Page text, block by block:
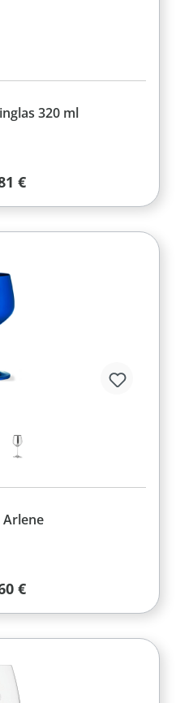
320 ml
Preis:
€
Arlene
Preis:
€